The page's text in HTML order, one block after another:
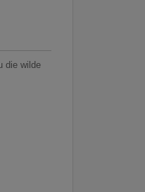
die wilde